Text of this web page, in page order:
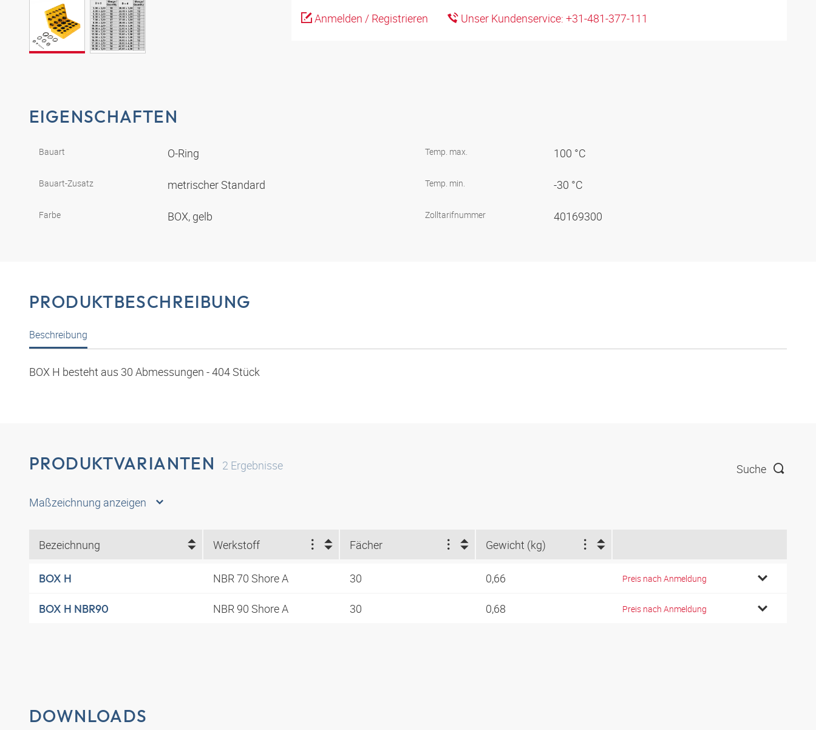
Anmelden / Registrieren
Unser Kundenservice: +31-481-377-111
EIGENSCHAFTEN
Bauart O-Ring
Bauart-Zusatz metrischer Standard
Farbe BOX, gelb
Temp. max. 100 °C
Temp. min. -30 °C
Zolltarifnummer 40169300
PRODUKTBESCHREIBUNG
Beschreibung
BOX H besteht aus 30 Abmessungen - 404 Stück
PRODUKTVARIANTEN 2 Ergebnisse Suche
Maßzeichnung anzeigen
Bezeichnung Werkstoff Fächer Gewicht (kg)
BOX H NBR 70 Shore A 30 0,66 Preis nach Anmeldung
BOX H NBR90 NBR 90 Shore A 30 0,68 Preis nach Anmeldung
DOWNLOADS